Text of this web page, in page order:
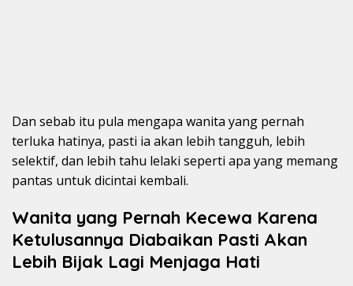
Dan sebab itu pula mengapa wanita yang pernah
terluka hatinya, pasti ia akan lebih tangguh, lebih
selektif, dan lebih tahu lelaki seperti apa yang memang
pantas untuk dicintai kembali.
Wanita yang Pernah Kecewa Karena
Ketulusannya Diabaikan Pasti Akan
Lebih Bijak Lagi Menjaga Hati